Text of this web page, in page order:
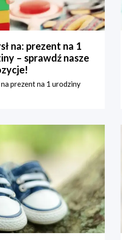
na: prezent na 1
– sprawdź nasze
na prezent na 1 urodziny